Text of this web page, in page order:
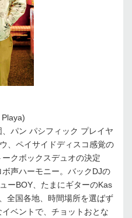
パン パシフィック プレイヤ
、ペイサイドディスコ感覚の
クボックスデュオの決定
声ハーモニー。バックDJの
ーBOY、たまにギターのKas
全国各地、時間場所を選ばず
ベントで、チョットおとな